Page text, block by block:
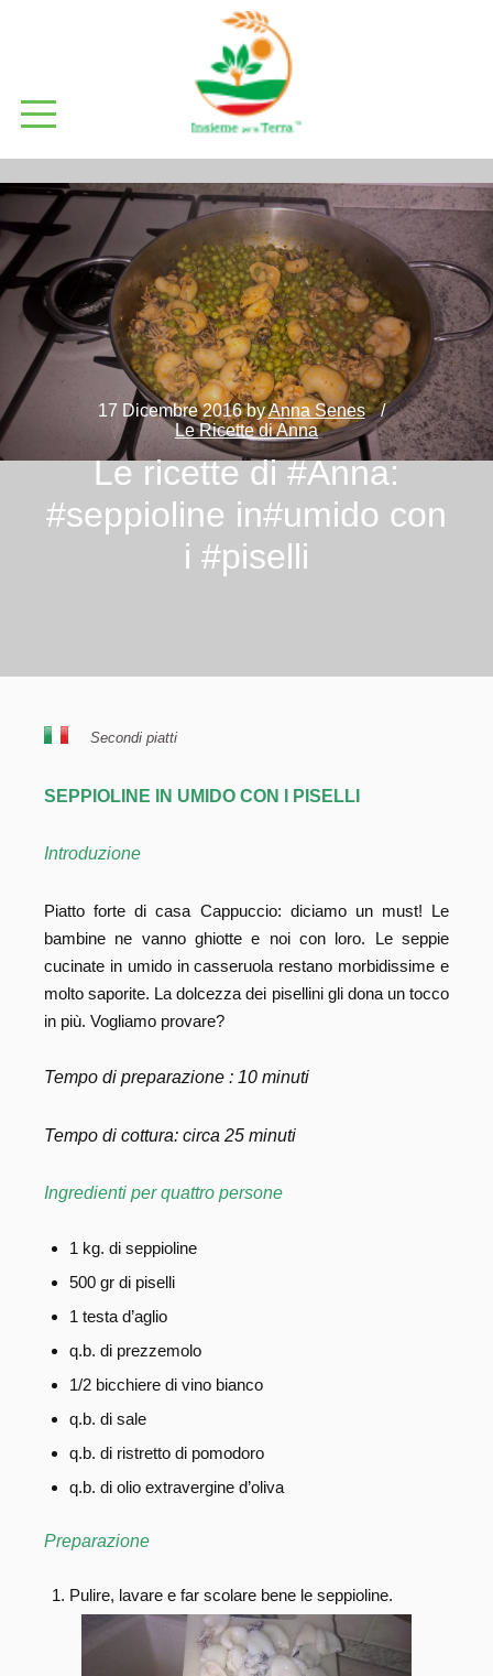
17 Dicembre 2016byAnna Senes
Le Ricette di Anna
Le ricette di #Anna:
#seppioline in#umido con
i #piselli
Secondi piatti
SEPPIOLINE IN UMIDO CON I PISELLI
Introduzione
Piatto forte di casa Cappuccio: diciamo un must! Le
bambine ne vanno ghiotte e noi con loro. Le seppie
cucinate in umido in casseruola restano morbidissime e
molto saporite. La dolcezza dei pisellini gli dona un tocco
in più. Vogliamo provare?
Tempo di preparazione : 10 minuti
Tempo di cottura: circa 25 minuti
Ingredienti per quattro persone
1 kg. di seppioline
500 gr di piselli
1 testa d’aglio
q.b. di prezzemolo
1/2 bicchiere di vino bianco
q.b. di sale
q.b. di ristretto di pomodoro
q.b. di olio extravergine d’oliva
Preparazione
Pulire, lavare e far scolare bene le seppioline.